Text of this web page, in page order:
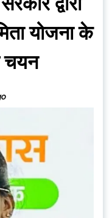
योजना के
चयन